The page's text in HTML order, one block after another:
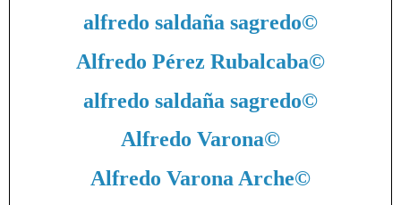
alfredo saldaña sagredo©
Alfredo Pérez Rubalcaba©
alfredo saldaña sagredo©
Alfredo Varona©
Alfredo Varona Arche©